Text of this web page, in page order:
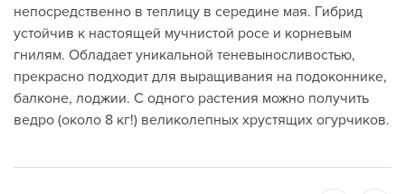
непосредственно в теплицу в середине мая. Гибрид
устойчив к настоящей мучнистой росе и корневым
гнилям. Обладает уникальной теневыносливостью,
прекрасно подходит для выращивания на подоконнике,
балконе, лоджии. С одного растения можно получить
ведро (около 8 кг!) великолепных хрустящих огурчиков.